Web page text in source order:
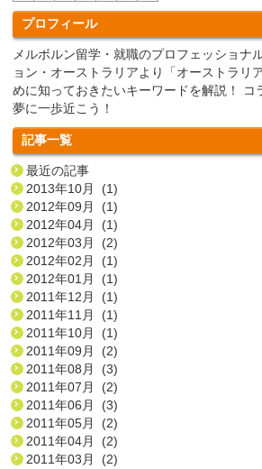
プロフィール
メルボルン留学・就職のプロフェッショナ
ョン・オーストラリアより「オーストラリ
めに知っておきたいキーワードを解説！ コ
夢に一歩近こう！
記事一覧
最近の記事
2013年10月 (1)
2012年09月 (1)
2012年04月 (1)
2012年03月 (2)
2012年02月 (1)
2012年01月 (1)
2011年12月 (1)
2011年11月 (1)
2011年10月 (1)
2011年09月 (2)
2011年08月 (3)
2011年07月 (2)
2011年06月 (3)
2011年05月 (2)
2011年04月 (2)
2011年03月 (2)